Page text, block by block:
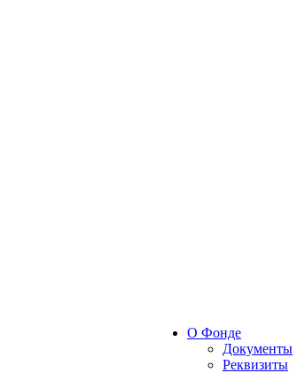
О Фонде
Документы
Реквизиты